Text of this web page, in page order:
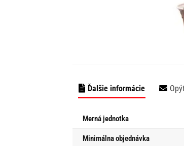
Ďalšie informácie
Merná jednotka
Minimálna objednávka